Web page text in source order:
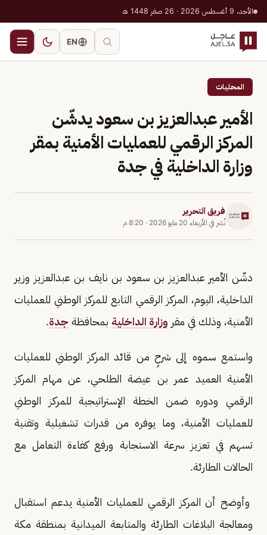
الأحد، 9 أغسطس 2026 · 26 صفر 1448 هـ
EN
المحليات
الأمير عبدالعزيز بن سعود يدشّن
المركز الرقمي للعمليات الأمنية بمقر
وزارة الداخلية في جدة
فريق التحرير
نُشر في الأربعاء 20 مايو 2026 · 8:20 م
دشّن الأمير عبدالعزيز بن سعود بن نايف بن عبدالعزيز وزير
الداخلية، اليوم، المركز الرقمي التابع للمركز الوطني للعمليات
الأمنية، وذلك في مقر وزارة الداخلية بمحافظة جدة.
واستمع سموه إلى شرحٍ من قائد المركز الوطني للعمليات
الأمنية العميد عمر بن عيضة الطلحي، عن مهام المركز
الرقمي ودوره ضمن الخطة الإستراتيجية للمركز الوطني
للعمليات الأمنية، وما يوفره من قدرات تشغيلية وتقنية
تسهم في تعزيز سرعة الاستجابة ورفع كفاءة التعامل مع
الحالات الطارئة.
وأوضح أن المركز الرقمي للعمليات الأمنية يدعم استقبال
ومعالجة البلاغات الطارئة والمتابعة الميدانية بمنطقة مكة